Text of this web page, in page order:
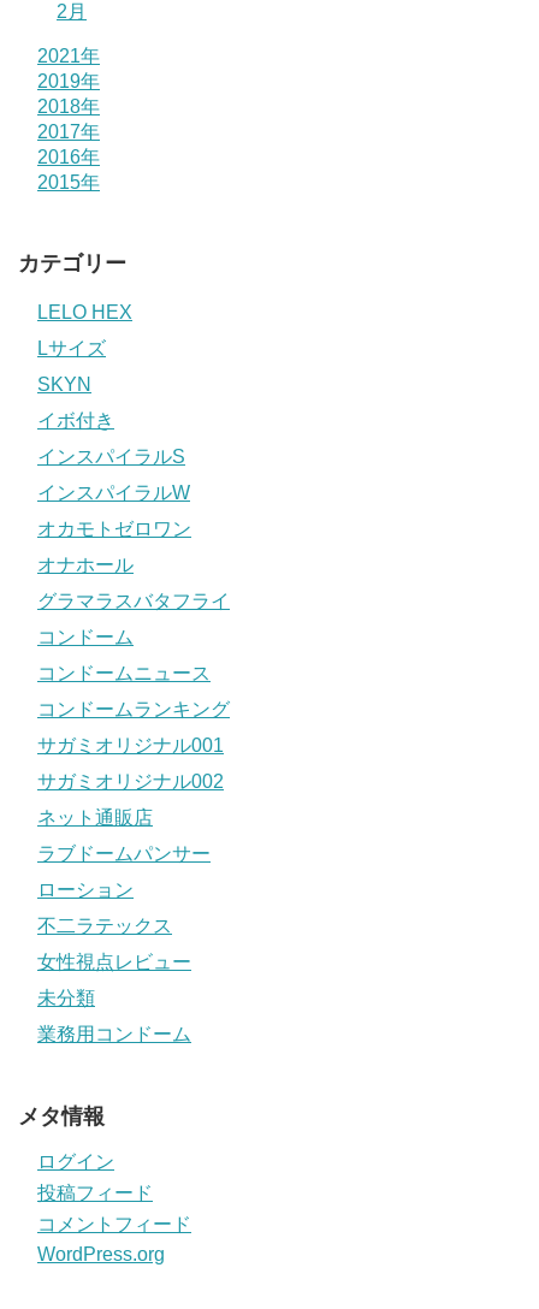
2月
2021年
2019年
2018年
2017年
2016年
2015年
カテゴリー
LELO HEX
Lサイズ
SKYN
イボ付き
インスパイラルS
インスパイラルW
オカモトゼロワン
オナホール
グラマラスバタフライ
コンドーム
コンドームニュース
コンドームランキング
サガミオリジナル001
サガミオリジナル002
ネット通販店
ラブドームパンサー
ローション
不二ラテックス
女性視点レビュー
未分類
業務用コンドーム
メタ情報
ログイン
投稿フィード
コメントフィード
WordPress.org